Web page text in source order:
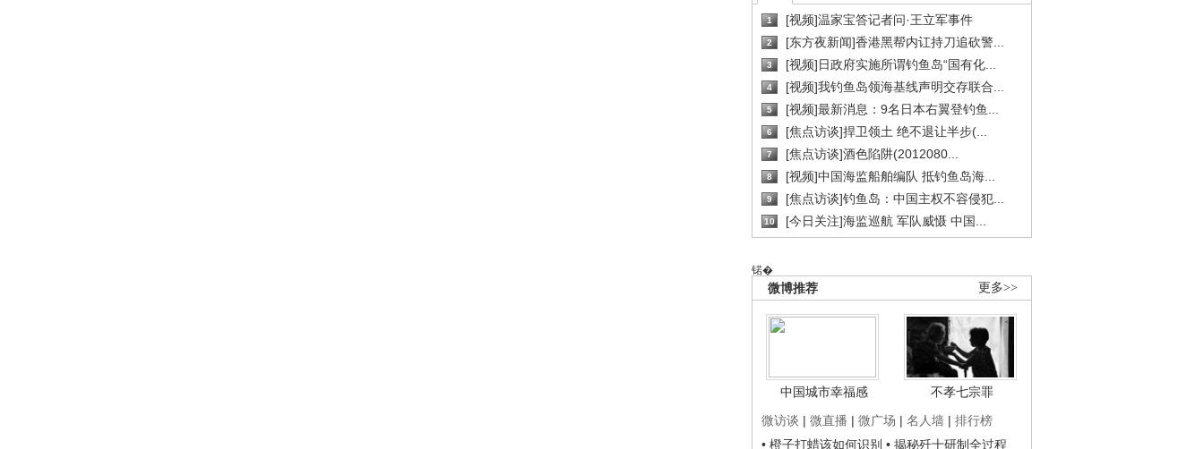
1 [视频]温家宝答记者问·王立军事件
2 [东方夜新闻]香港黑帮内讧持刀追砍警...
3 [视频]日政府实施所谓钓鱼岛“国有化...
4 [视频]我钓鱼岛领海基线声明交存联合...
5 [视频]最新消息：9名日本右翼登钓鱼...
6 [焦点访谈]捍卫领土 绝不退让半步(...
7 [焦点访谈]酒色陷阱(2012080...
8 [视频]中国海监船舶编队 抵钓鱼岛海...
9 [焦点访谈]钓鱼岛：中国主权不容侵犯...
10 [今日关注]海监巡航 军队威慑 中国...
锘�
更多>>
微博推荐
中国城市幸福感
不孝七宗罪
微访谈 | 微直播 | 微广场 | 名人墙 | 排行榜
• 橙子打蜡该如何识别 • 揭秘歼十研制全过程